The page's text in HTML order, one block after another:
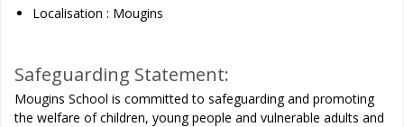
Localisation : Mougins
Safeguarding Statement:
Mougins School is committed to safeguarding and promoting
the welfare of children, young people and vulnerable adults and